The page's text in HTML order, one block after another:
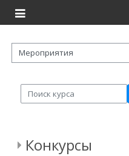
Боковая панель
Категории курсов
Поиск курса
Конкурсы